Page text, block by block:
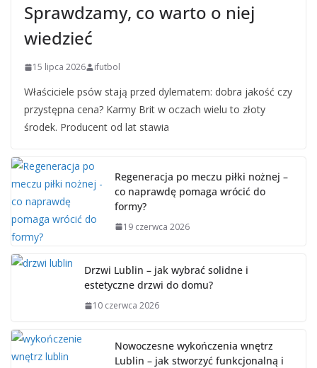
Sprawdzamy, co warto o niej
wiedzieć
15 lipca 2026 ifutbol
Właściciele psów stają przed dylematem: dobra jakość czy
przystępna cena? Karmy Brit w oczach wielu to złoty
środek. Producent od lat stawia
Regeneracja po meczu piłki nożnej –
co naprawdę pomaga wrócić do
formy?
19 czerwca 2026
Drzwi Lublin – jak wybrać solidne i
estetyczne drzwi do domu?
10 czerwca 2026
Nowoczesne wykończenia wnętrz
Lublin – jak stworzyć funkcjonalną i